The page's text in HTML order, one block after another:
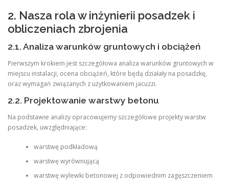
2. Nasza rola w inżynierii posadzek i
obliczeniach zbrojenia
2.1. Analiza warunków gruntowych i obciążeń
Pierwszym krokiem jest szczegółowa analiza warunków gruntowych w
miejscu instalacji, ocena obciążeń, które będą działały na posadzkę,
oraz wymagań związanych z użytkowaniem jacuzzi.
2.2. Projektowanie warstwy betonu
Na podstawie analizy opracowujemy szczegółowe projekty warstw
posadzek, uwzględniające:
warstwę podkładową
warstwę wyrównującą
warstwę wylewki betonowej z odpowiednim zagęszczeniem